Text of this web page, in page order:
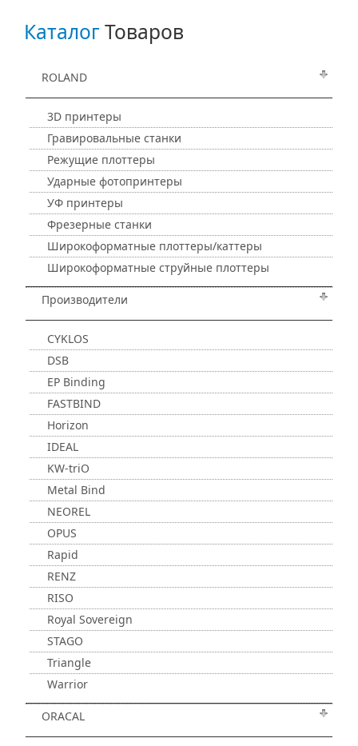
КаталогТоваров
ROLAND
3D принтеры
Гравировальные станки
Режущие плоттеры
Ударные фотопринтеры
УФ принтеры
Фрезерные станки
Широкоформатные плоттеры/каттеры
Широкоформатные струйные плоттеры
Производители
CYKLOS
DSB
EP Binding
FASTBIND
Horizon
IDEAL
KW-triO
Metal Bind
NEOREL
OPUS
Rapid
RENZ
RISO
Royal Sovereign
STAGO
Triangle
Warrior
ORACAL